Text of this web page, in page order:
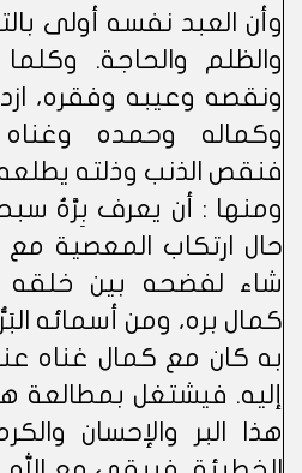
وأن العبد نفسه أولى
والظلم والحاجة.
ونقصه وعيبه وفقره،
وكماله وحمده
فنقص الذنب وذلته
ومنها : أن يعرف بِرَّهُ
حال ارتكاب المعصية مع
شاء لفضحه بين خلقه
كمال بره، ومن أسمائه
به كان مع كمال غناه
إليه. فيشتغل بمطالعة
هذا البر والإحسان